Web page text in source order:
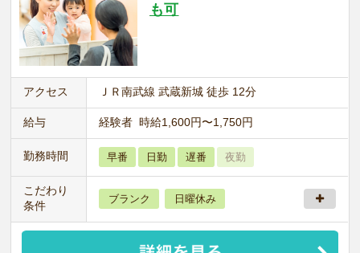
も可
アクセス ＪＲ南武線 武蔵新城 徒歩 12分
給与 経験者 時給1,600円〜1,750円
勤務時間 早番 日勤 遅番 夜勤
こだわり
条件
ブランク 日曜休み